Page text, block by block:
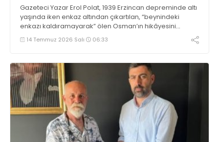
Gazeteci Yazar Erol Polat, 1939 Erzincan depreminde altı
yaşında iken enkaz altından çıkartılan, “beynindeki
enkazı kaldıramayarak” ölen Osman’ın hikâyesini
anlattığı Deli Osman’ı imzaladı
14 Temmuz 2026 Salı 06:33